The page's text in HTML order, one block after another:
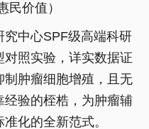
民价值）
究中心SPF级高端科研
照实验，详实数据证
肿瘤细胞增殖，且无
验的桎梏，为肿瘤辅
化的全新范式。